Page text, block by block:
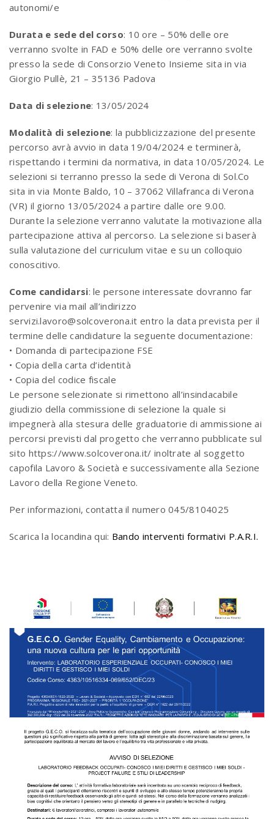
autonomi/e
Durata e sede del corso: 10 ore – 50% delle ore
verranno svolte in FAD e 50% delle ore verranno svolte
presso la sede di Consorzio Veneto Insieme sita in via
Giorgio Pullè, 21 – 35136 Padova
Data di selezione: 13/05/2024
Modalità di selezione: la pubblicizzazione del presente
percorso avrà avvio in data 19/04/2024 e terminerà,
rispettando i termini da normativa, in data 10/05/2024. Le
selezioni si terranno presso la sede di Verona di Sol.Co
sita in via Monte Baldo, 10 – 37062 Villafranca di Verona
(VR) il giorno 13/05/2024 a partire dalle ore 9.00.
Durante la selezione verranno valutate la motivazione alla
partecipazione attiva al percorso. La selezione si baserà
sulla valutazione del curriculum vitae e su un colloquio
conoscitivo.
Come candidarsi: le persone interessate dovranno far
pervenire via mail all’indirizzo
servizi.lavoro@solcoverona.it entro la data prevista per il
termine delle candidature la seguente documentazione:
• Domanda di partecipazione FSE
• Copia della carta d’identità
• Copia del codice fiscale
Le persone selezionate si rimettono all’insindacabile
giudizio della commissione di selezione la quale si
impegnerà alla stesura delle graduatorie di ammissione ai
percorsi previsti dal progetto che verranno pubblicate sul
sito https://www.solcoverona.it/ inoltrate al soggetto
capofila Lavoro & Società e successivamente alla Sezione
Lavoro della Regione Veneto.
Per informazioni, contatta il numero 045/8104025
Scarica la locandina qui: Bando interventi formativi P.A.R.I.